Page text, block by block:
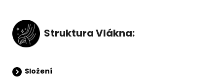
Struktura Vlákna:
Složení